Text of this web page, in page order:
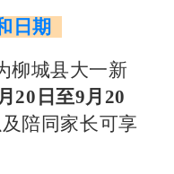
日期
柳城县大一新
20日至9月20
陪同家长可享